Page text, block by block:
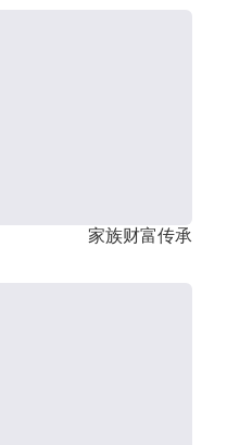
家族财富传承